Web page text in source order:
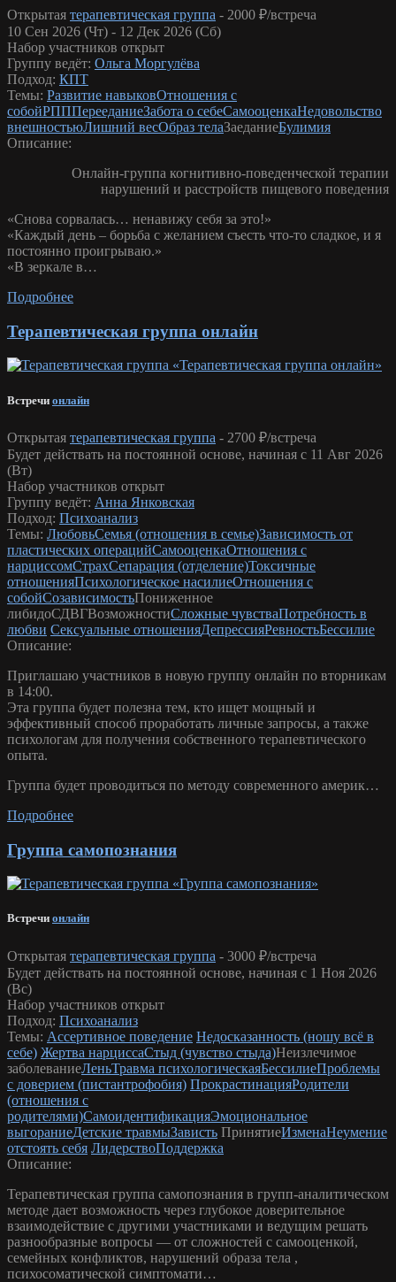
Открытая терапевтическая группа - 2000 ₽/встреча
10 Сен 2026 (Чт) - 12 Дек 2026 (Сб)
Набор участников открыт
Группу ведёт: Ольга Моргулёва
Подход: КПТ
Темы: Развитие навыковОтношения с
собойРПППерееданиеЗабота о себеСамооценкаНедовольство
внешностьюЛишний весОбраз телаЗаеданиеБулимия
Описание:
Онлайн-группа когнитивно-поведенческой терапии
нарушений и расстройств пищевого поведения
«Снова сорвалась… ненавижу себя за это!»
«Каждый день – борьба с желанием съесть что-то сладкое, и я
постоянно проигрываю.»
«В зеркале в…
Подробнее
Терапевтическая группа онлайн
Встречи онлайн
Открытая терапевтическая группа - 2700 ₽/встреча
Будет действать на постоянной основе, начиная с 11 Авг 2026
(Вт)
Набор участников открыт
Группу ведёт: Анна Янковская
Подход: Психоанализ
Темы: ЛюбовьСемья (отношения в семье)Зависимость от
пластических операцийСамооценкаОтношения с
нарциссомСтрахСепарация (отделение)Токсичные
отношенияПсихологическое насилиеОтношения с
собойСозависимостьПониженное
либидоСДВГВозможностиСложные чувстваПотребность в
любви Сексуальные отношенияДепрессияРевностьБессилие
Описание:
Приглашаю участников в новую группу онлайн по вторникам
в 14:00.
Эта группа будет полезна тем, кто ищет мощный и
эффективный способ проработать личные запросы, а также
психологам для получения собственного терапевтического
опыта.
Группа будет проводиться по методу современного америк…
Подробнее
Группа самопознания
Встречи онлайн
Открытая терапевтическая группа - 3000 ₽/встреча
Будет действать на постоянной основе, начиная с 1 Ноя 2026
(Вс)
Набор участников открыт
Подход: Психоанализ
Темы: Ассертивное поведение Недосказанность (ношу всё в
себе) Жертва нарциссаСтыд (чувство стыда)Неизлечимое
заболеваниеЛеньТравма психологическаяБессилиеПроблемы
с доверием (пистантрофобия) ПрокрастинацияРодители
(отношения с
родителями)СамоидентификацияЭмоциональное
выгораниеДетские травмыЗависть ПринятиеИзменаНеумение
отстоять себя ЛидерствоПоддержка
Описание:
Терапевтическая группа самопознания в групп-аналитическом
методе дает возможность через глубокое доверительное
взаимодействие с другими участниками и ведущим решать
разнообразные вопросы — от сложностей с самооценкой,
семейных конфликтов, нарушений образа тела ,
психосоматической симптомати…